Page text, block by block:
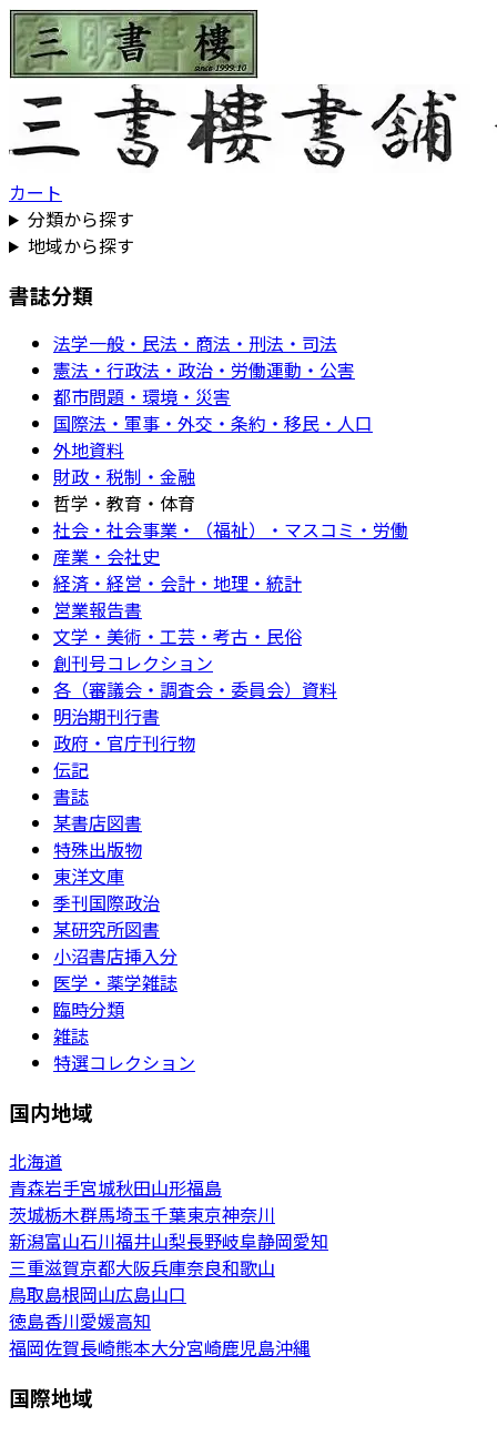
カート
分類から探す
地域から探す
書誌分類
法学一般・民法・商法・刑法・司法
憲法・行政法・政治・労働運動・公害
都市問題・環境・災害
国際法・軍事・外交・条約・移民・人口
外地資料
財政・税制・金融
哲学・教育・体育
社会・社会事業・（福祉）・マスコミ・労働
産業・会社史
経済・経営・会計・地理・統計
営業報告書
文学・美術・工芸・考古・民俗
創刊号コレクション
各（審議会・調査会・委員会）資料
明治期刊行書
政府・官庁刊行物
伝記
書誌
某書店図書
特殊出版物
東洋文庫
季刊国際政治
某研究所図書
小沼書店挿入分
医学・薬学雑誌
臨時分類
雑誌
特選コレクション
国内地域
北海道
青森岩手宮城秋田山形福島
茨城栃木群馬埼玉千葉東京神奈川
新潟富山石川福井山梨長野岐阜静岡愛知
三重滋賀京都大阪兵庫奈良和歌山
鳥取島根岡山広島山口
徳島香川愛媛高知
福岡佐賀長崎熊本大分宮崎鹿児島沖縄
国際地域